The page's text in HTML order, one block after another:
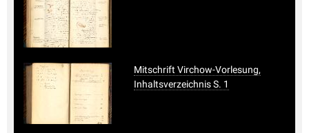
Mitschrift Virchow-Vorlesung,
Inhaltsverzeichnis S. 1